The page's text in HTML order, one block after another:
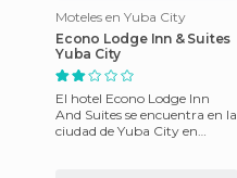
Moteles en Yuba City
Econo Lodge Inn & Suites
Yuba City
El hotel Econo Lodge Inn
And Suites se encuentra en la
ciudad de Yuba City en